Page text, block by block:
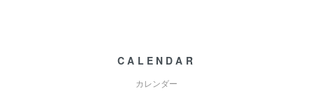
CALENDAR
カレンダー